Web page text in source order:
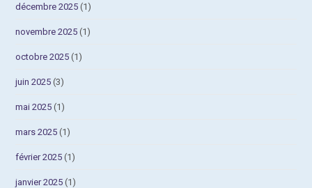
décembre 2025 (1)
novembre 2025 (1)
octobre 2025 (1)
juin 2025 (3)
mai 2025 (1)
mars 2025 (1)
février 2025 (1)
janvier 2025 (1)